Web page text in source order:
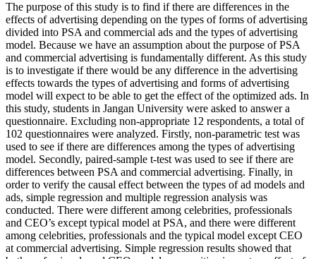
The purpose of this study is to find if there are differences in the
effects of advertising depending on the types of forms of advertising
divided into PSA and commercial ads and the types of advertising
model. Because we have an assumption about the purpose of PSA
and commercial advertising is fundamentally different. As this study
is to investigate if there would be any difference in the advertising
effects towards the types of advertising and forms of advertising
model will expect to be able to get the effect of the optimized ads. In
this study, students in Jangan University were asked to answer a
questionnaire. Excluding non-appropriate 12 respondents, a total of
102 questionnaires were analyzed. Firstly, non-parametric test was
used to see if there are differences among the types of advertising
model. Secondly, paired-sample t-test was used to see if there are
differences between PSA and commercial advertising. Finally, in
order to verify the causal effect between the types of ad models and
ads, simple regression and multiple regression analysis was
conducted. There were different among celebrities, professionals
and CEO’s except typical model at PSA, and there were different
among celebrities, professionals and the typical model except CEO
at commercial advertising. Simple regression results showed that